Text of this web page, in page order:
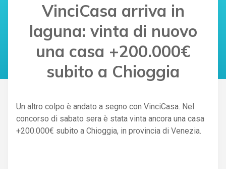
VinciCasa arriva in
laguna: vinta di nuovo
una casa +200.000€
subito a Chioggia
Un altro colpo è andato a segno con VinciCasa. Nel
concorso di sabato sera è stata vinta ancora una casa
+200.000€ subito a Chioggia, in provincia di Venezia.